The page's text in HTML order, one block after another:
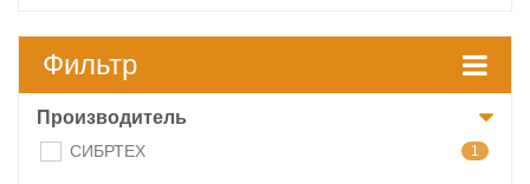
Фильтр
Производитель
СИБРТЕХ 1